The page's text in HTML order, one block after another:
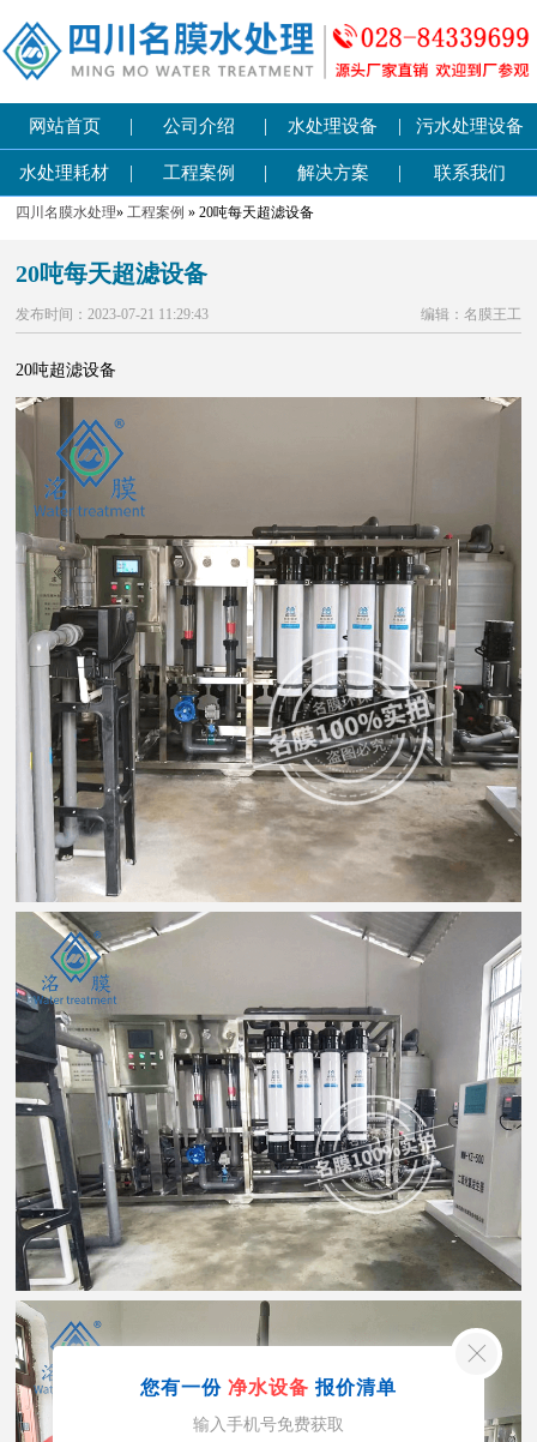
网站首页 | 公司介绍 | 水处理设备 | 污水处理设备
水处理耗材 | 工程案例 | 解决方案 | 联系我们
四川名膜水处理»工程案例 » 20吨每天超滤设备
20吨每天超滤设备
发布时间：2023-07-21 11:29:43 编辑：名膜王工
20吨超滤设备
您有一份 净水设备 报价清单
输入手机号免费获取